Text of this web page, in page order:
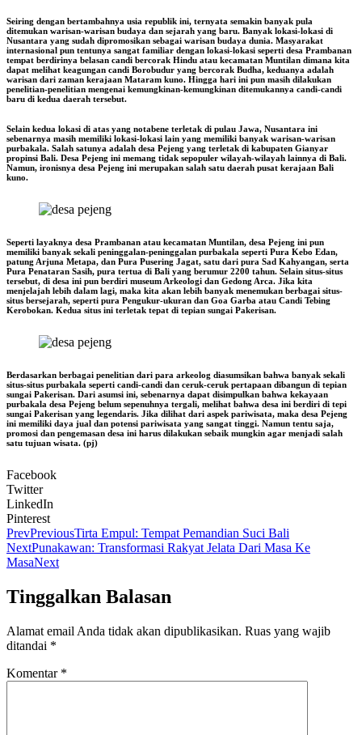
Seiring dengan bertambahnya usia republik ini, ternyata semakin banyak pula
ditemukan warisan-warisan budaya dan sejarah yang baru. Banyak lokasi-lokasi di
Nusantara yang sudah dipromosikan sebagai warisan budaya dunia. Masyarakat
internasional pun tentunya sangat familiar dengan lokasi-lokasi seperti desa Prambanan
tempat berdirinya belasan candi bercorak Hindu atau kecamatan Muntilan dimana kita
dapat melihat keagungan candi Borobudur yang bercorak Budha, keduanya adalah
warisan dari zaman kerajaan Mataram kuno. Hingga hari ini pun masih dilakukan
penelitian-penelitian mengenai kemungkinan-kemungkinan ditemukannya candi-candi
baru di kedua daerah tersebut.
Selain kedua lokasi di atas yang notabene terletak di pulau Jawa, Nusantara ini
sebenarnya masih memiliki lokasi-lokasi lain yang memiliki banyak warisan-warisan
purbakala. Salah satunya adalah desa Pejeng yang terletak di kabupaten Gianyar
propinsi Bali. Desa Pejeng ini memang tidak sepopuler wilayah-wilayah lainnya di Bali.
Namun, ironisnya desa Pejeng ini merupakan salah satu daerah pusat kerajaan Bali
kuno.
Seperti layaknya desa Prambanan atau kecamatan Muntilan, desa Pejeng ini pun
memiliki banyak sekali peninggalan-peninggalan purbakala seperti Pura Kebo Edan,
patung Arjuna Metapa, dan Pura Pusering Jagat, satu dari pura Sad Kahyangan, serta
Pura Penataran Sasih, pura tertua di Bali yang berumur 2200 tahun. Selain situs-situs
tersebut, di desa ini pun berdiri museum Arkeologi dan Gedong Arca. Jika kita
menjelajah lebih dalam lagi, maka kita akan lebih banyak menemukan berbagai situs-
situs bersejarah, seperti pura Pengukur-ukuran dan Goa Garba atau Candi Tebing
Kerobokan. Kedua situs ini terletak tepat di tepian sungai Pakerisan.
Berdasarkan berbagai penelitian dari para arkeolog diasumsikan bahwa banyak sekali
situs-situs purbakala seperti candi-candi dan ceruk-ceruk pertapaan dibangun di tepian
sungai Pakerisan. Dari asumsi ini, sebenarnya dapat disimpulkan bahwa kekayaan
purbakala desa Pejeng belum sepenuhnya tergali, melihat bahwa desa ini berdiri di tepi
sungai Pakerisan yang legendaris. Jika dilihat dari aspek pariwisata, maka desa Pejeng
ini memiliki daya jual dan potensi pariwisata yang sangat tinggi. Namun tentu saja,
promosi dan pengemasan desa ini harus dilakukan sebaik mungkin agar menjadi salah
satu tujuan wisata. (pj)
Facebook
Twitter
LinkedIn
Pinterest
PrevPreviousTirta Empul: Tempat Pemandian Suci Bali
NextPunakawan: Transformasi Rakyat Jelata Dari Masa Ke
MasaNext
Tinggalkan Balasan
Alamat email Anda tidak akan dipublikasikan. Ruas yang wajib
ditandai *
Komentar *